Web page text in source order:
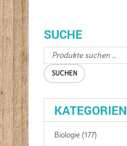
SUCHE
SUCHEN
KATEGORIEN
Biologie (177)